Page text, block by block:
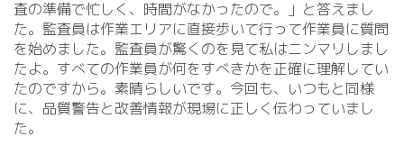
査の準備で忙しく、時間がなかったので。」と答えまし
た。監査員は作業エリアに直接歩いて行って作業員に質問
を始めました。監査員が驚くのを見て私はニンマリしまし
たよ。すべての作業員が何をすべきかを正確に理解してい
たのですから。素晴らしいです。今回も、いつもと同様
に、品質警告と改善情報が現場に正しく伝わっていまし
た。